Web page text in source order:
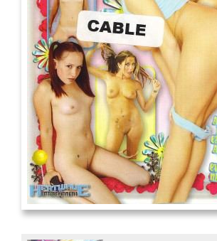
And Confused #8 - ...